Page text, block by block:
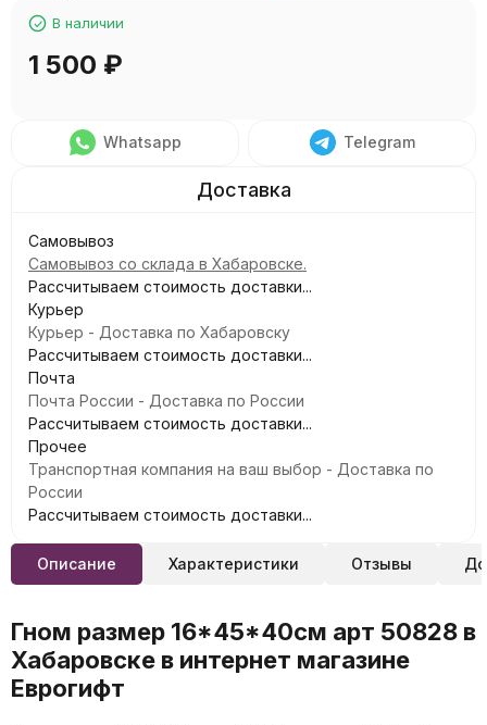
В наличии
1 500 ₽
Whatsapp Telegram
Самовывоз
Самовывоз со склада в Хабаровске.
Рассчитываем стоимость доставки...
Курьер
Курьер - Доставка по Хабаровску
Рассчитываем стоимость доставки...
Почта
Почта России - Доставка по России
Рассчитываем стоимость доставки...
Прочее
Транспортная компания на ваш выбор - Доставка по
России
Рассчитываем стоимость доставки...
Описание Характеристики Отзывы
Гном размер 16*45*40см арт 50828 в
Хабаровске в интернет магазине
Еврогифт